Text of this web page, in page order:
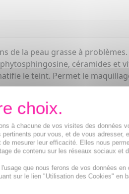
de la peau grasse à
céramides et
le teint. Permet le
à chacune de vos visites des données
pour vous, et de vous adresser,
mesurer leur efficacité. Elles nous
de contenu sur les réseaux sociaux et
que nous ferons de vos données
sur le lien "Utilisation des Cookies" en